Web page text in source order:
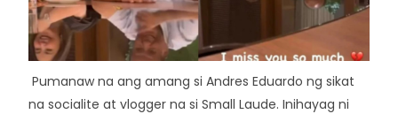
Pumanaw na ang amang si Andres Eduardo ng sikat
na socialite at vlogger na si Small Laude. Inihayag ni